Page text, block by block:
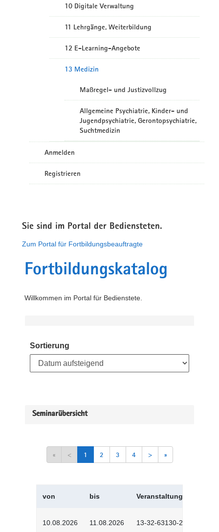
10 Digitale Verwaltung
11 Lehrgänge, Weiterbildung
12 E-Learning-Angebote
13 Medizin
Maßregel- und Justizvollzug
Allgemeine Psychiatrie, Kinder- und
Jugendpsychiatrie, Gerontopsychiatrie,
Suchtmedizin
Anmelden
Registrieren
Sie sind im Portal der Bediensteten.
Zum Portal für Fortbildungsbeauftragte
Fortbildungskatalog
Willkommen im Portal für Bedienstete.
Sortierung
Seminarübersicht
« < 1 2 3 4 > »
von bis Veranstaltungskürzel
10.08.2026 11.08.2026 13-32-63130-2601